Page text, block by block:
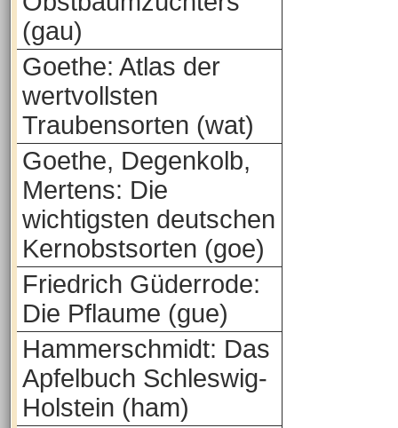
(gau)
Goethe: Atlas der
wertvollsten
Traubensorten (wat)
Goethe, Degenkolb,
Mertens: Die
wichtigsten deutschen
Kernobstsorten (goe)
Friedrich Güderrode:
Die Pflaume (gue)
Hammerschmidt: Das
Apfelbuch Schleswig-
Holstein (ham)